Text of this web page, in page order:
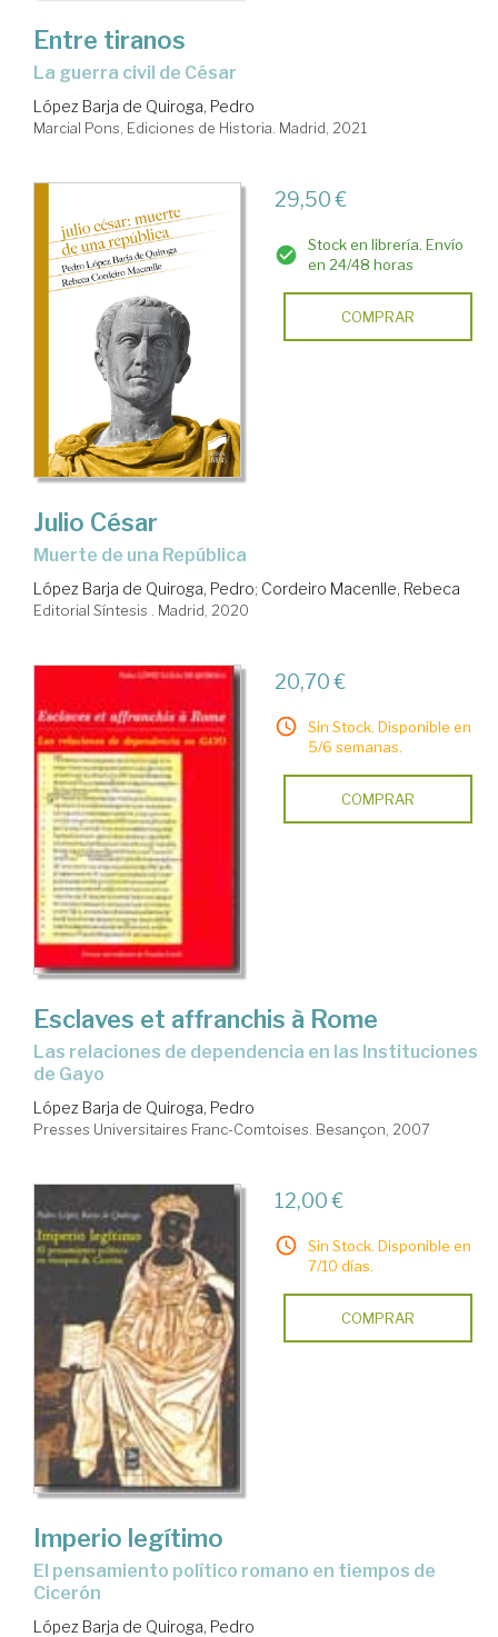
Entre tiranos
La guerra civil de César
López Barja de Quiroga, Pedro
Marcial Pons, Ediciones de Historia. Madrid, 2021
29,50 €
Stock en librería. Envío
en 24/48 horas
COMPRAR
Julio César
muerte de una República
López Barja de Quiroga, Pedro; Cordeiro Macenlle, Rebeca
Editorial Síntesis . Madrid, 2020
20,70 €
Sin Stock. Disponible en
5/6 semanas.
COMPRAR
Esclaves et affranchis à Rome
las relaciones de dependencia en las Instituciones
de Gayo
López Barja de Quiroga, Pedro
Presses Universitaires Franc-Comtoises. Besançon, 2007
12,00 €
Sin Stock. Disponible en
7/10 días.
COMPRAR
Imperio legítimo
el pensamiento político romano en tiempos de
Cicerón
López Barja de Quiroga, Pedro